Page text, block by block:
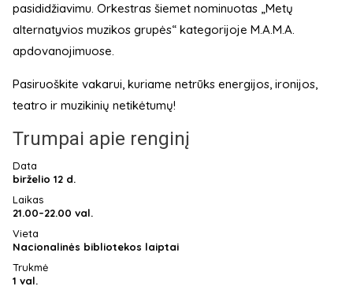
pasididžiavimu. Orkestras šiemet nominuotas „Metų
alternatyvios muzikos grupės“ kategorijoje M.A.M.A.
apdovanojimuose.
Pasiruoškite vakarui, kuriame netrūks energijos, ironijos,
teatro ir muzikinių netikėtumų!
Trumpai apie renginį
Data
birželio 12 d.
Laikas
21.00–22.00 val.
Vieta
Nacionalinės bibliotekos laiptai
Trukmė
1 val.